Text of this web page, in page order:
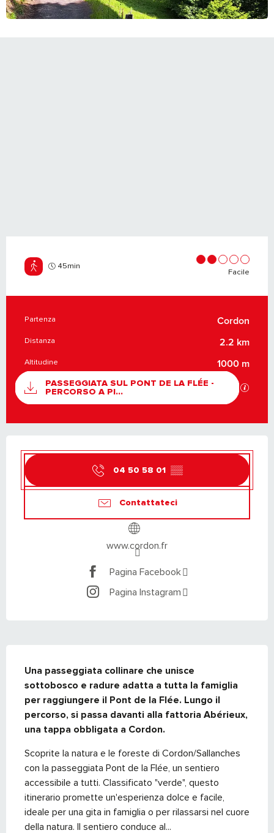
45min
Facile
INFORMAZIONI PRATICHE
Partenza Cordon
Distanza 2.2 km
Altitudine 1000 m
DOCUMENTAZIONE
PASSEGGIATA SUL PONT DE LA FLÉE -
PERCORSO A PI...
I file
04 50 58 01 ▒▒
Contattateci
www.cordon.fr
Pagina Facebook
Pagina Instagram
Una passeggiata collinare che unisce
sottobosco e radure adatta a tutta la famiglia
per raggiungere il Pont de la Flée. Lungo il
percorso, si passa davanti alla fattoria Abérieux,
una tappa obbligata a Cordon.
Scoprite la natura e le foreste di Cordon/Sallanches
con la passeggiata Pont de la Flée, un sentiero
accessibile a tutti. Classificato "verde", questo
itinerario promette un'esperienza dolce e facile,
ideale per una gita in famiglia o per rilassarsi nel cuore
della natura. Il sentiero conduce al...